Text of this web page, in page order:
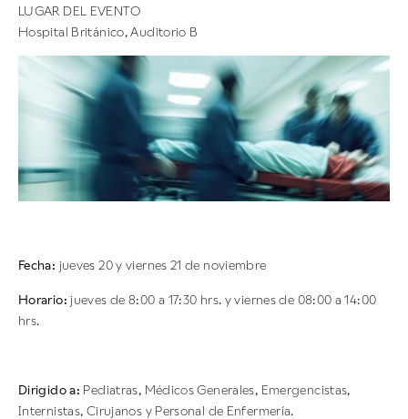
LUGAR DEL EVENTO
Hospital Británico, Auditorio B
Fecha: jueves 20 y viernes 21 de noviembre
Horario: jueves de 8:00 a 17:30 hrs. y viernes de 08:00 a 14:00
hrs.
Dirigido a: Pediatras, Médicos Generales, Emergencistas,
Internistas, Cirujanos y Personal de Enfermería.